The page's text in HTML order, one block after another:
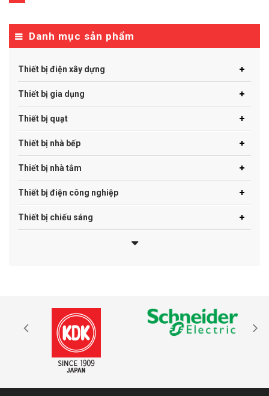
Danh mục sản phẩm
Thiết bị điện xây dựng
Thiết bị gia dụng
Thiết bị quạt
Thiết bị nhà bếp
Thiết bị nhà tắm
Thiết bị điện công nghiệp
Thiết bị chiếu sáng